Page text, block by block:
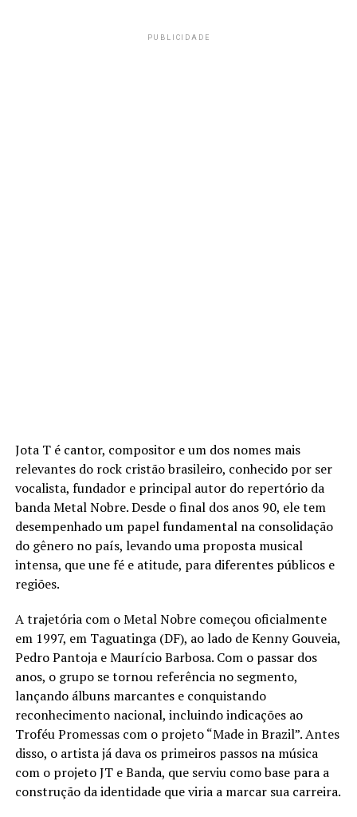
PUBLICIDADE
Jota T é cantor, compositor e um dos nomes mais
relevantes do rock cristão brasileiro, conhecido por ser
vocalista, fundador e principal autor do repertório da
banda Metal Nobre. Desde o final dos anos 90, ele tem
desempenhado um papel fundamental na consolidação
do gênero no país, levando uma proposta musical
intensa, que une fé e atitude, para diferentes públicos e
regiões.
A trajetória com o Metal Nobre começou oficialmente
em 1997, em Taguatinga (DF), ao lado de Kenny Gouveia,
Pedro Pantoja e Maurício Barbosa. Com o passar dos
anos, o grupo se tornou referência no segmento,
lançando álbuns marcantes e conquistando
reconhecimento nacional, incluindo indicações ao
Troféu Promessas com o projeto “Made in Brazil”. Antes
disso, o artista já dava os primeiros passos na música
com o projeto JT e Banda, que serviu como base para a
construção da identidade que viria a marcar sua carreira.